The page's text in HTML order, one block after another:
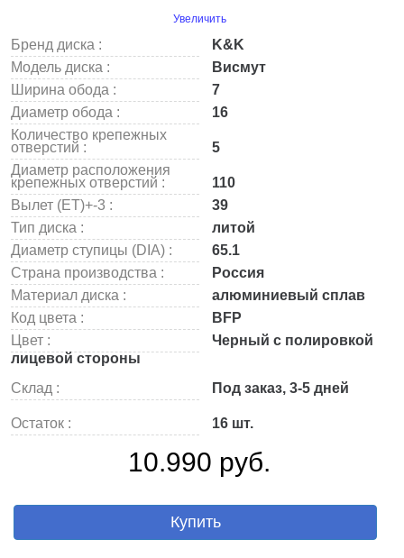
Увеличить
Бренд диска :
K&K
Модель диска :
Висмут
Ширина обода :
7
Диаметр обода :
16
Количество крепежных
отверстий :
5
Диаметр расположения
крепежных отверстий :
110
Вылет (ET)+-3 :
39
Тип диска :
литой
Диаметр ступицы (DIA) :
65.1
Страна производства :
Россия
Материал диска :
алюминиевый сплав
Код цвета :
BFP
Цвет :
Черный с полировкой
лицевой стороны
Склад :
Под заказ, 3-5 дней
Остаток : 16 шт.
10.990 руб.
Купить